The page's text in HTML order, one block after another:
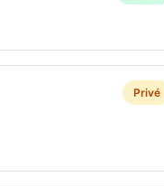
Privé